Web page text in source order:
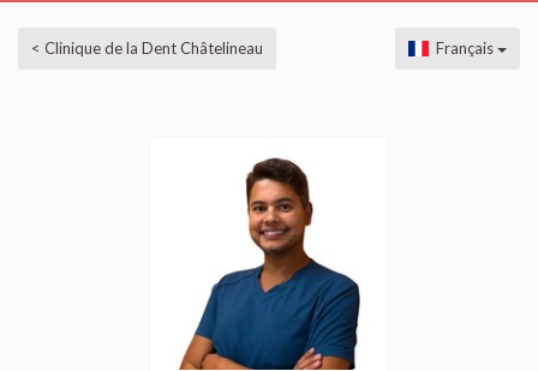
< Clinique de la Dent Châtelineau Français